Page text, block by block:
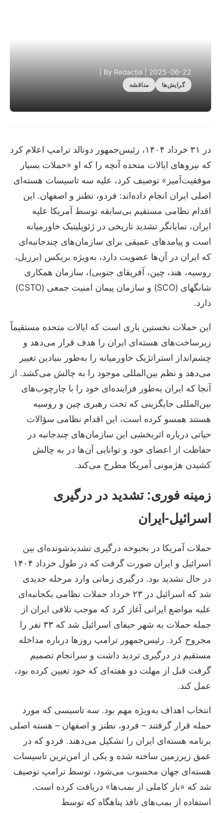
By Redacția 2025-06-22
گرایش‌ها مناقشه
در ۳۱ خرداد ۱۴۰۴، رئیس‌جمهور دونالد ترامپ اعلام کرد
که نیروهای ایالات متحده آنچه را که او «حملات بسیار
موفقیت‌آمیز» توصیف کرد، علیه سه تاسیسات هسته‌ای
اصلی ایران انجام داده‌اند: فردو، نطنز و اصفهان. این
اقدام نظامی مستقیم بی‌سابقه توسط آمریکا علیه
ایران، نمایانگر تشدید تاریخی در ژئوپلیتیک خاورمیانه
است و پیامدهای عمیقی برای سازمان‌های چندجانبه‌ای
که ایران در آن‌ها عضویت دارد، به‌ویژه بریکس (برزیل،
روسیه، هند، چین، آفریقای جنوبی)، سازمان همکاری
شانگهای (SCO) و سازمان پیمان امنیت جمعی (CSTO)
دارد.
این حملات نخستین باری است که ایالات متحده مستقیماً
زیرساخت‌های هسته‌ای ایران را هدف قرار می‌دهد و
چشم‌انداز استراتژیک خاورمیانه را به‌طور بنیادین تغییر
می‌دهد و نظم بین‌المللی موجود را به چالش می‌کشد. از
آنجا که ایران به‌طور فزاینده‌ای خود را با چارچوب‌های
بین‌المللی جایگزینی که تحت رهبری چین و روسیه
هستند همسو کرده است، این اقدام نظامی سؤالات
حیاتی درباره اثربخشی این سازمان‌های چندجانبه در
حفاظت از اعضای خود و توانایی آن‌ها در به چالش
کشیدن هژمونی آمریکا مطرح می‌کند.
زمینه فوری: تشدید در درگیری
اسرائیل-ایران
حملات آمریکا در بحبوحه درگیری تشدیدشونده‌ای بین
اسرائیل و ایران صورت گرفت که در طول خرداد ۱۴۰۴
در حال تشدید بود. درگیری زمانی وارد مرحله جدیدی
شد که اسرائیل در ۲۳ خرداد حملات نظامی یکجانبه‌ای
علیه مواضع ایرانی آغاز کرد که موجب تلافی ایران از
جمله حملات به شهر حیفای اسرائیل شد که ۳۳ نفر را
مجروح کرد. رئیس‌جمهور ترامپ روزها درباره مداخله
مستقیم در درگیری تردید داشت و سرانجام تصمیم
گرفت قبل از مهلت دو هفته‌ای که خود تعیین کرده بود،
عمل کند.
انتخاب اهداف به‌ویژه مهم بود. سه تاسیسی که مورد
حمله قرار گرفتند – فردو، نطنز و اصفهان – هسته اصلی
برنامه هسته‌ای ایران را تشکیل می‌دهند. فردو که در
عمق زیرزمین ساخته شده و یکی از امن‌ترین تاسیسات
هسته‌ای جهان محسوب می‌شود، توسط ترامپ توصیف
شد که «بار کاملی از بمب‌ها» دریافت کرده است.
استفاده از بمب‌های نافذ پناهگاه که توسط